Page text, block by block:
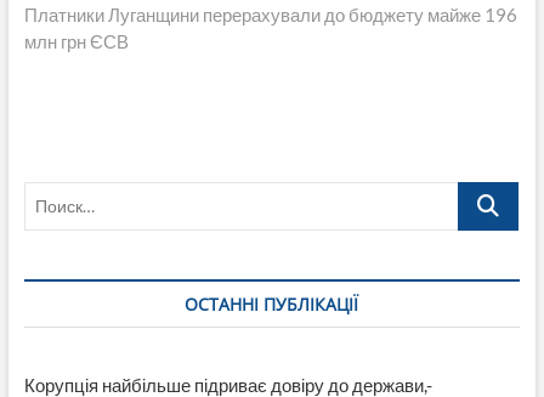
запись:
Платники Луганщини перерахували до бюджету майже 196
млн грн ЄСВ
Поиск…
ОСТАННІ ПУБЛІКАЦІЇ
Корупція найбільше підриває довіру до держави,-